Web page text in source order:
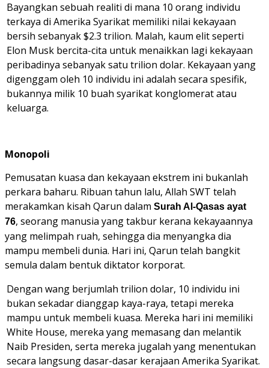
Bayangkan sebuah realiti di mana 10 orang individu
terkaya di Amerika Syarikat memiliki nilai kekayaan
bersih sebanyak $2.3 trilion. Malah, kaum elit seperti
Elon Musk bercita-cita untuk menaikkan lagi kekayaan
peribadinya sebanyak satu trilion dolar. Kekayaan yang
digenggam oleh 10 individu ini adalah secara spesifik,
bukannya milik 10 buah syarikat konglomerat atau
keluarga.
Monopoli
Pemusatan kuasa dan kekayaan ekstrem ini bukanlah
perkara baharu. Ribuan tahun lalu, Allah SWT telah
merakamkan kisah Qarun dalam Surah Al-Qasas ayat
76, seorang manusia yang takbur kerana kekayaannya
yang melimpah ruah, sehingga dia menyangka dia
mampu membeli dunia. Hari ini, Qarun telah bangkit
semula dalam bentuk diktator korporat.
Dengan wang berjumlah trilion dolar, 10 individu ini
bukan sekadar dianggap kaya-raya, tetapi mereka
mampu untuk membeli kuasa. Mereka hari ini memiliki
White House, mereka yang memasang dan melantik
Naib Presiden, serta mereka jugalah yang menentukan
secara langsung dasar-dasar kerajaan Amerika Syarikat.